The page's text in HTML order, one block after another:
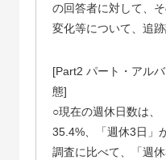
の回答者に対して、
変化等について、追跡
[Part2 パート・アル
態]
○現在の週休日数は、
35.4%、「週休3日」
調査に比べて、「週